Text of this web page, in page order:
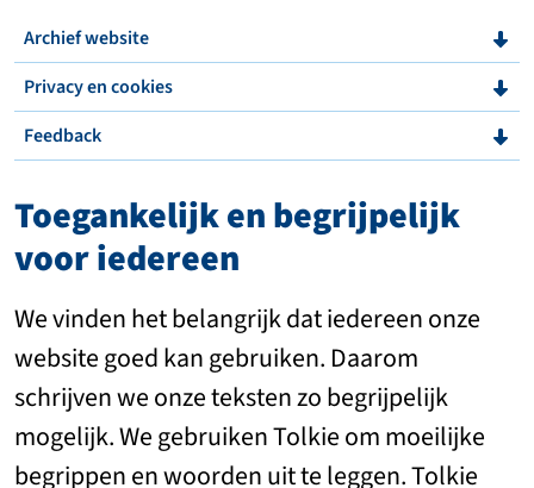
Archief website
Privacy en cookies
Feedback
Toegankelijk en begrijpelijk
voor iedereen
We vinden het belangrijk dat iedereen onze
website goed kan gebruiken. Daarom
schrijven we onze teksten zo begrijpelijk
mogelijk. We gebruiken Tolkie om moeilijke
begrippen en woorden uit te leggen. Tolkie